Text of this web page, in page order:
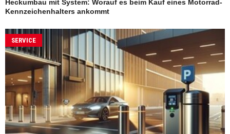
Heckumbau mit System: Worauf es beim Kauf eines Motorrad-
Kennzeichenhalters ankommt
SERVICE